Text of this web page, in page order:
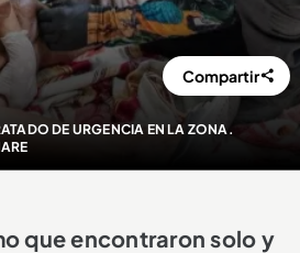
DE URGENCIA EN LA ZONA.
Compartir
que encontraron solo y